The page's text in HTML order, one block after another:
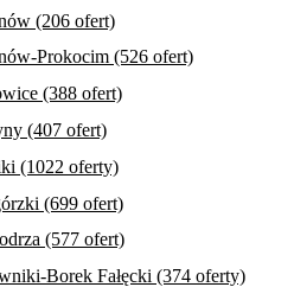
(206 ofert)
Prokocim (526 ofert)
(388 ofert)
(407 ofert)
(1022 oferty)
(699 ofert)
(577 ofert)
Borek Fałęcki (374 oferty)